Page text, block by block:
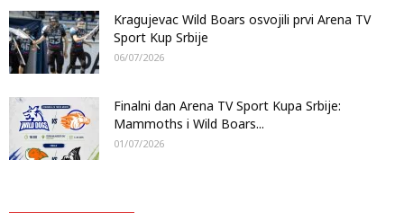
Kragujevac Wild Boars osvojili prvi Arena TV
Sport Kup Srbije
06/07/2026
Finalni dan Arena TV Sport Kupa Srbije:
Mammoths i Wild Boars...
01/07/2026